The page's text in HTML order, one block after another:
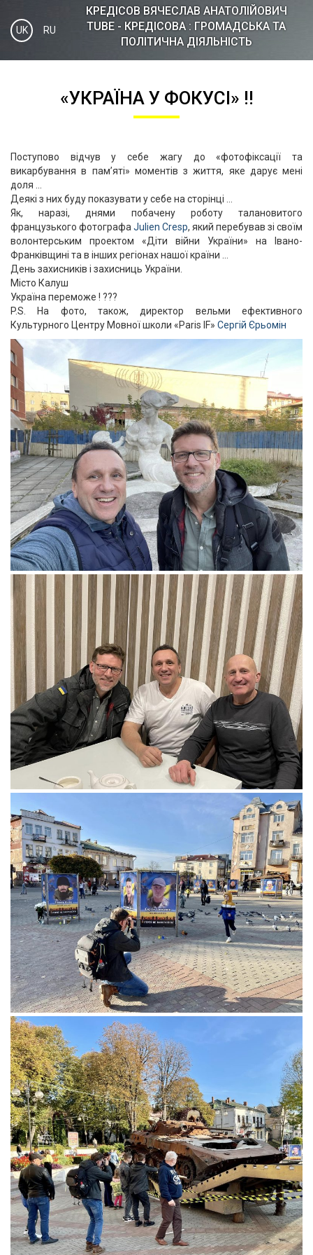
КРЕДІСOВ ВЯЧЕСЛАВ АНАТОЛІЙОВИЧ
TUBE - КРЕДІСОВА : ГРОМАДСЬКА ТА
ПОЛІТИЧНА ДІЯЛЬНІСТЬ
UK RU
«УКРАЇНА У ФОКУСІ» !!
Поступово відчув у себе жагу до «фотофіксації та
викарбування в пам’яті» моментів з життя, яке дарує мені
доля …
Деякі з них буду показувати у себе на сторінці …
Як, наразі, днями побачену роботу талановитого
французького фотографа Julien Cresp, який перебував зі своїм
волонтерським проектом «Діти війни України» на Івано-
Франківщині та в інших регіонах нашої країни …
День захисників і захисниць України.
Місто Калуш
Україна переможе ! ???
P.S. На фото, також, директор вельми ефективного
Культурного Центру Мовної школи «Paris IF» Сергій Єрьомін